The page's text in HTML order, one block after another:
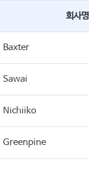
회사명
Baxter
Sawai
Nichiiko
Greenpine